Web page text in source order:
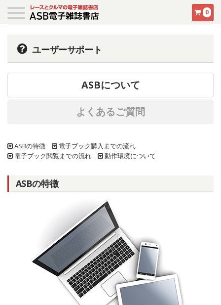
0
ユーザーサポート
ASBについて
よくあるご質問
ASBの特徴
電子ブック購入までの流れ
電子ブック閲覧までの流れ
動作環境について
ASBの特徴